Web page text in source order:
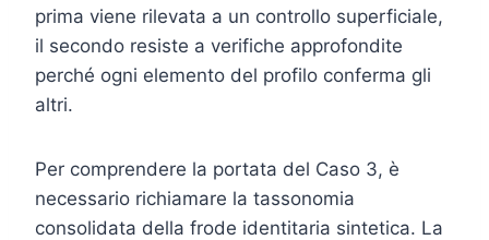
prima viene rilevata a un controllo superficiale,
il secondo resiste a verifiche approfondite
perché ogni elemento del profilo conferma gli
altri.
Per comprendere la portata del Caso 3, è
necessario richiamare la tassonomia
consolidata della frode identitaria sintetica. La